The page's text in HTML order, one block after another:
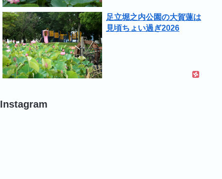
足立堀之内公園の大賀蓮は
見頃ちょい過ぎ2026
Instagram